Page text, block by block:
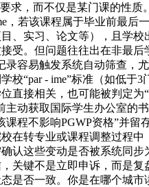
求，而不仅是某门课的性质
，若该课程属于毕业前最后
、实习、论文等），且学校
受。但问题往往出在非最后
容易触发系统自动筛查，
校“par - ime”标准（如低于3
直接相关，也可能被判定为
主动获取国际学生办公室的
课程不影响PGWP资格”并留
在转专业或课程调整过程中
认这些变动是否被系统同步
关键不是立即申诉，而是复
是否一致。你是在哪个城市